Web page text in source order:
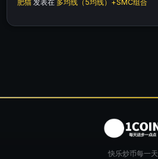
肥猫 发表在 多均线（5均线）+SMC组合
快乐炒币每一天